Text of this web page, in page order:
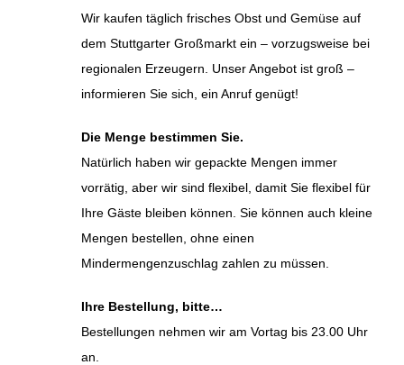
Wir kaufen täglich frisches Obst und Gemüse auf
dem Stuttgarter Großmarkt ein – vorzugsweise bei
regionalen Erzeugern. Unser Angebot ist groß –
informieren Sie sich, ein Anruf genügt!
Die Menge bestimmen Sie.
Natürlich haben wir gepackte Mengen immer
vorrätig, aber wir sind flexibel, damit Sie flexibel für
Ihre Gäste bleiben können. Sie können auch kleine
Mengen bestellen, ohne einen
Mindermengenzuschlag zahlen zu müssen.
Ihre Bestellung, bitte…
Bestellungen nehmen wir am Vortag bis 23.00 Uhr
an.